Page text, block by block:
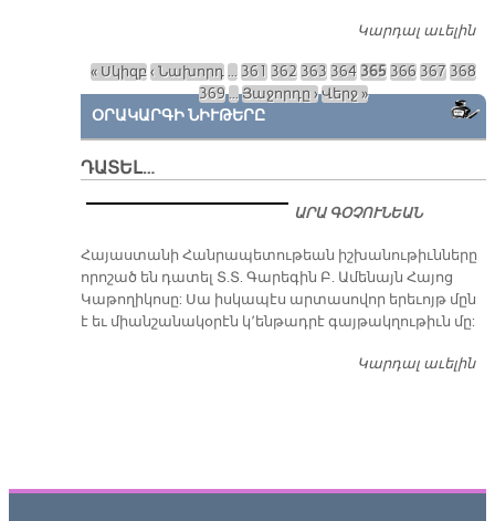
Կարդալ աւելին
Էջեր
« Սկիզբ‹ Նախորդ … 361 362 363 364 365 366 367 368
369…Յաջորդը ›Վերջ »
ՕՐԱԿԱՐԳԻ ՆԻՒԹԵՐԸ
ԴԱՏԵԼ…
ԱՐԱ ԳՕՉՈՒՆԵԱՆ
​Հայաստանի Հանրապետութեան իշխանութիւնները
որոշած են դատել Տ.Տ. Գարեգին Բ. Ամենայն Հայոց
Կաթողիկոսը: Սա իսկապէս արտասովոր երեւոյթ մըն
է եւ միանշանակօրէն կ՚ենթադրէ գայթակղութիւն մը:
Կարդալ աւելին